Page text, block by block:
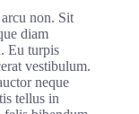
non. Sit
diam
Eu turpis
vestibulum.
neque
tellus in